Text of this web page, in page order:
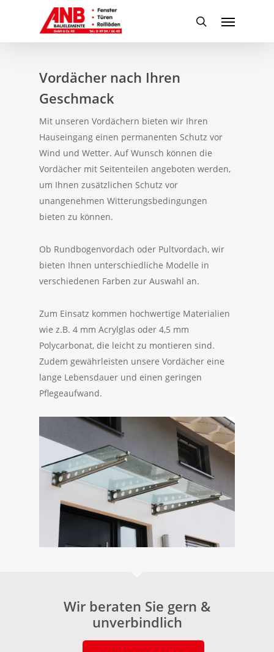
search
Menu
Vordächer nach Ihren
Geschmack
Mit unseren Vordächern bieten wir Ihren
Hauseingang einen permanenten Schutz vor
Wind und Wetter. Auf Wunsch können die
Vordächer mit Seitenteilen angeboten werden,
um Ihnen zusätzlichen Schutz vor
unangenehmen Witterungsbedingungen
bieten zu können.
Ob Rundbogenvordach oder Pultvordach, wir
bieten Ihnen unterschiedliche Modelle in
verschiedenen Farben zur Auswahl an.
Zum Einsatz kommen hochwertige Materialien
wie z.B. 4 mm Acrylglas oder 4,5 mm
Polycarbonat, die leicht zu montieren sind.
Zudem gewährleisten unsere Vordächer eine
lange Lebensdauer und einen geringen
Pflegeaufwand.
Wir beraten Sie gern &
unverbindlich